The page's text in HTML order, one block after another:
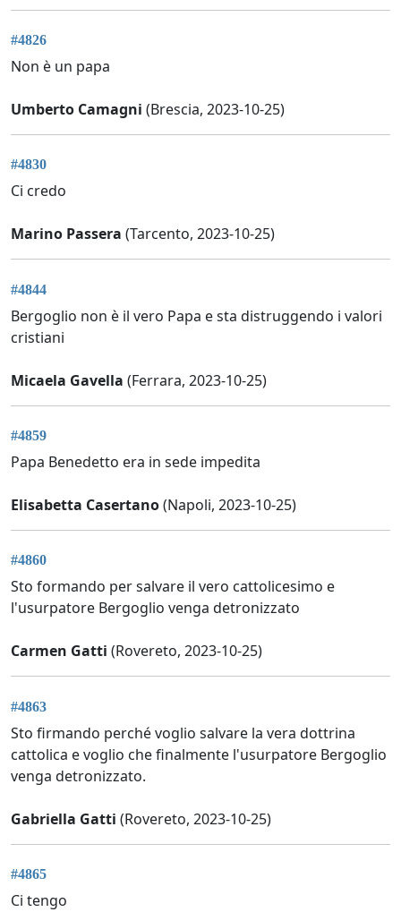
#4826
Non è un papa
Umberto Camagni (Brescia, 2023-10-25)
#4830
Ci credo
Marino Passera (Tarcento, 2023-10-25)
#4844
Bergoglio non è il vero Papa e sta distruggendo i valori
cristiani
Micaela Gavella (Ferrara, 2023-10-25)
#4859
Papa Benedetto era in sede impedita
Elisabetta Casertano(Napoli, 2023-10-25)
#4860
Sto formando per salvare il vero cattolicesimo e
l'usurpatore Bergoglio venga detronizzato
Carmen Gatti (Rovereto, 2023-10-25)
#4863
Sto firmando perché voglio salvare la vera dottrina
cattolica e voglio che finalmente l'usurpatore Bergoglio
venga detronizzato.
Gabriella Gatti (Rovereto, 2023-10-25)
#4865
Ci tengo